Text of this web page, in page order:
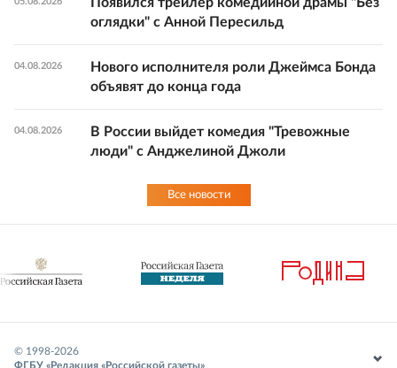
оглядки" с Анной Пересильд
04.08.2026
Нового исполнителя роли Джеймса Бонда
объявят до конца года
04.08.2026
В России выйдет комедия "Тревожные
люди" с Анджелиной Джоли
Все новости
© 1998-2026
ФГБУ «Редакция «Российской газеты»